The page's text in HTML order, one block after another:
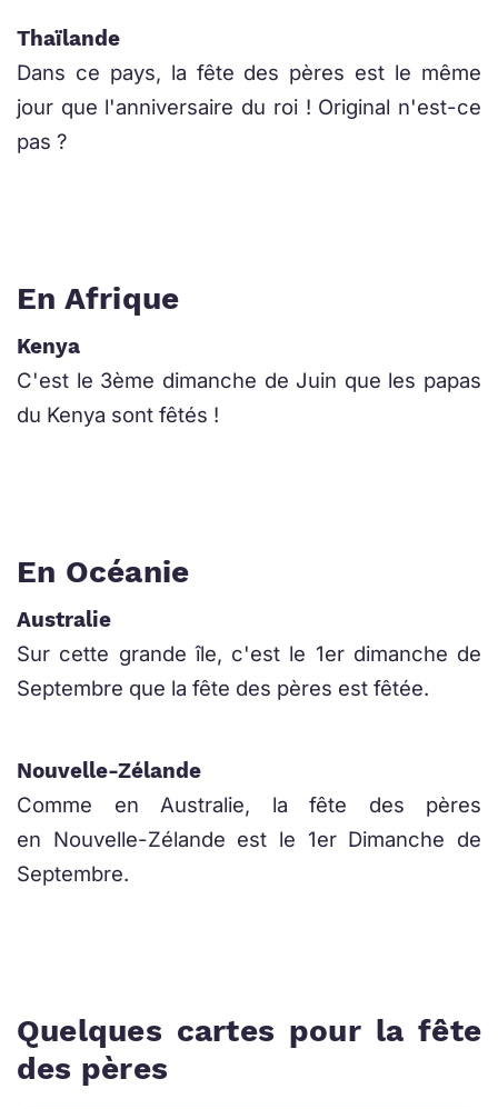
Thaïlande
Dans ce pays, la fête des pères est le même
jour que l'anniversaire du roi ! Original n'est-ce
pas ?
En Afrique
Kenya
C'est le 3ème dimanche de Juin que les papas
du Kenya sont fêtés !
En Océanie
Australie
Sur cette grande île, c'est le 1er dimanche de
Septembre que la fête des pères est fêtée.
Nouvelle-Zélande
Comme en Australie, la fête des pères
en Nouvelle-Zélande est le 1er Dimanche de
Septembre.
Quelques cartes pour la fête
des pères